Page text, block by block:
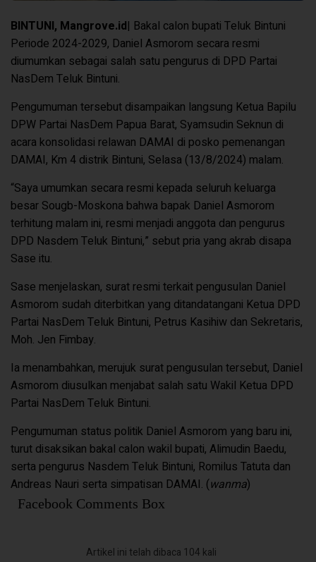
BINTUNI, Mangrove.id| Bakal calon bupati Teluk Bintuni
Periode 2024-2029, Daniel Asmorom secara resmi
diumumkan sebagai salah satu pengurus di DPD Partai
NasDem Teluk Bintuni.
Pengumuman tersebut disampaikan langsung Ketua Bapilu
DPW Partai NasDem Papua Barat, Syamsudin Seknun di
acara konsolidasi relawan DAMAI di posko pemenangan
DAMAI, Km 4 distrik Bintuni, Selasa (13/8/2024) malam.
“Saya umumkan secara resmi kepada seluruh keluarga
besar Sougb-Moskona bahwa bapak Daniel Asmorom
terhitung malam ini, resmi menjadi anggota dan pengurus
DPD Nasdem Teluk Bintuni,” sebut pria yang akrab disapa
Sase itu.
Sase menjelaskan, surat resmi terkait pengusulan Daniel
Asmorom sudah diterbitkan yang ditandatangani Ketua DPD
Partai NasDem Teluk Bintuni, Petrus Kasihiw dan Sekretaris,
Moh. Jen Fimbay.
Ia menambahkan, merujuk surat pengusulan tersebut, Daniel
Asmorom diusulkan menjabat salah satu Wakil Ketua DPD
Partai NasDem Teluk Bintuni.
Pengumuman status politik Daniel Asmorom yang baru ini,
turut disaksikan bakal calon wakil bupati, Alimudin Baedu,
serta pengurus Nasdem Teluk Bintuni, Romilus Tatuta dan
Andreas Nauri serta simpatisan DAMAI. (wanma)
Facebook Comments Box
Artikel ini telah dibaca 104 kali